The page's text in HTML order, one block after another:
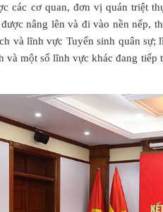
các cơ quan, đơn vị quán triệt
nâng lên và đi vào nền nếp,
và lĩnh vực Tuyển sinh quân sự;
và một số lĩnh vực khác đang tiếp